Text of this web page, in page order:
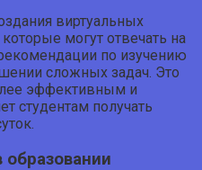
виртуальных
могут отвечать на
по изучению
сложных задач. Это
эффективным и
студентам получать
образовании